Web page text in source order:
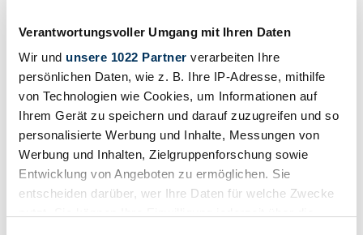
Verantwortungsvoller Umgang mit Ihren Daten
Wir und unsere 1022 Partner verarbeiten Ihre
persönlichen Daten, wie z. B. Ihre IP-Adresse, mithilfe
von Technologien wie Cookies, um Informationen auf
Ihrem Gerät zu speichern und darauf zuzugreifen und so
personalisierte Werbung und Inhalte, Messungen von
Werbung und Inhalten, Zielgruppenforschung sowie
Entwicklung von Angeboten zu ermöglichen. Sie
entscheiden darüber, wer Ihre Daten für welche Zwecke